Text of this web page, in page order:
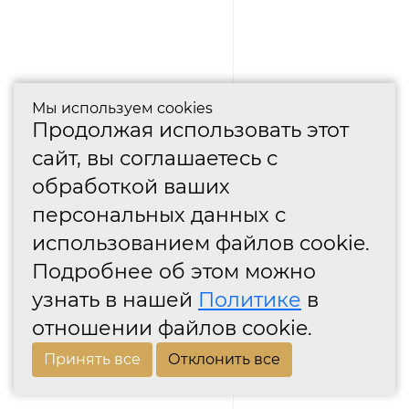
Мы используем cookies
Продолжая использовать этот
сайт, вы соглашаетесь с
обработкой ваших
персональных данных с
использованием файлов cookie.
Подробнее об этом можно
узнать в нашей Политике в
отношении файлов cookie.
Принять все Отклонить все